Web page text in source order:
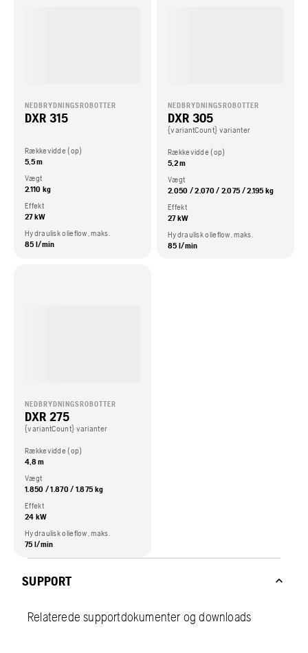
NEDBRYDNINGSROBOTTER
DXR 315
Rækkevidde (op)
5,5 m
Vægt
2.110 kg
Effekt
27 kW
Hydraulisk olieflow, maks.
85 l/min
NEDBRYDNINGSROBOTTER
DXR 305
{variantCount} varianter
Rækkevidde (op)
5,2 m
Vægt
2.050 / 2.070 / 2.075 / 2.195 kg
Effekt
27 kW
Hydraulisk olieflow, maks.
85 l/min
NEDBRYDNINGSROBOTTER
DXR 275
{variantCount} varianter
Rækkevidde (op)
4,8 m
Vægt
1.850 / 1.870 / 1.875 kg
Effekt
24 kW
Hydraulisk olieflow, maks.
75 l/min
SUPPORT
Relaterede supportdokumenter og downloads